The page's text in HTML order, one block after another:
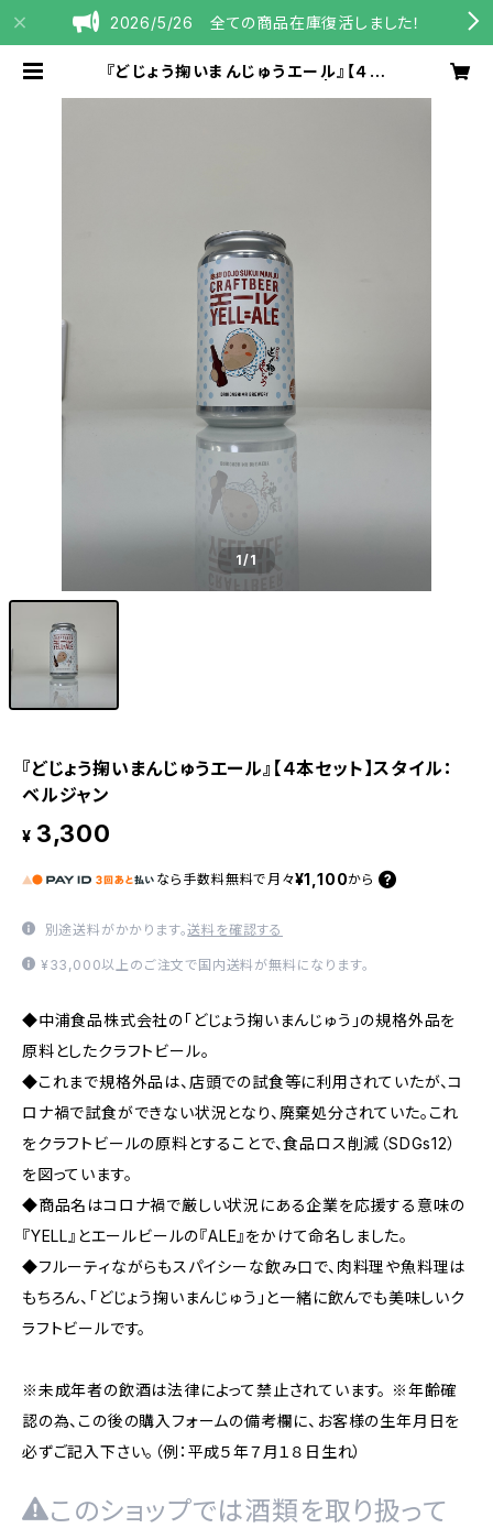
2026/5/26 全ての商品在庫復活しました！
『どじょう掬いまんじゅうエール』【４本
1/1
『どじょう掬いまんじゅうエール』【４本セット】スタイル：
ベルジャン
¥ 3,300
なら 手数料無料で 月々¥1,100から
別途送料がかかります。送料を確認する
¥33,000以上のご注文で国内送料が無料になります。
◆中浦食品株式会社の「どじょう掬いまんじゅう」の規格外品を
原料としたクラフトビール。
◆これまで規格外品は、店頭での試食等に利用されていたが、コ
ロナ禍で試食ができない状況となり、廃棄処分されていた。これ
をクラフトビールの原料とすることで、食品ロス削減（SDGs12）
を図っています。
◆商品名はコロナ禍で厳しい状況にある企業を応援する意味の
『YELL』とエールビールの『ALE』をかけて命名しました。
◆フルーティながらもスパイシーな飲み口で、肉料理や魚料理は
もちろん、「どじょう掬いまんじゅう」と一緒に飲んでも美味しいク
ラフトビールです。
※未成年者の飲酒は法律によって禁止されています。 ※年齢確
認の為、この後の購入フォームの備考欄に、お客様の生年月日を
必ずご記入下さい。（例：平成５年７月１８日生れ）
このショップでは酒類を取り扱って